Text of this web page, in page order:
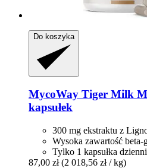
Do koszyka
MycoWay Tiger Milk
kapsułek
300 mg ekstraktu z
Wysoka zawartość
Tylko 1 kapsułka
87,00 zł (2 018,56 zł / kg)